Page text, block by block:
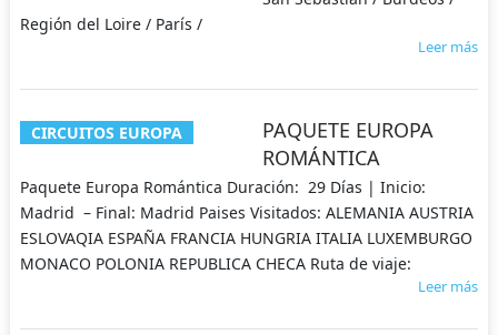
Región del Loire / París /
Leer más
CIRCUITOS EUROPA
PAQUETE EUROPA
ROMÁNTICA
Paquete Europa Romántica Duración: 29 Días | Inicio:
Madrid – Final: Madrid Paises Visitados: ALEMANIA AUSTRIA
ESLOVAQIA ESPAÑA FRANCIA HUNGRIA ITALIA LUXEMBURGO
MONACO POLONIA REPUBLICA CHECA Ruta de viaje:
Leer más